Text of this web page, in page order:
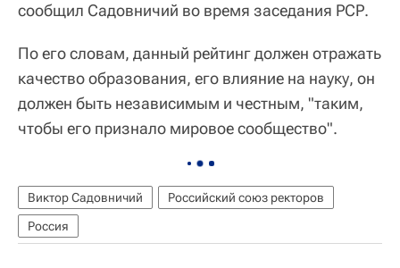
сообщил Садовничий во время заседания РСР.
По его словам, данный рейтинг должен отражать
качество образования, его влияние на науку, он
должен быть независимым и честным, "таким,
чтобы его признало мировое сообщество".
Виктор Садовничий
Российский союз ректоров
Россия